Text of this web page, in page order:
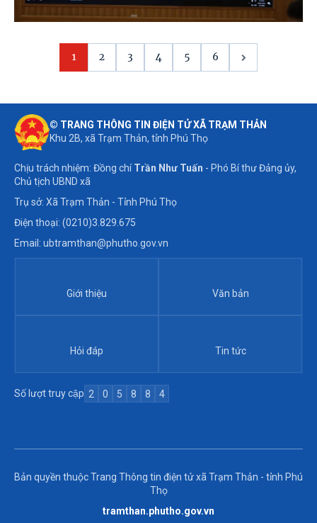
1 2 3 4 5 6
© TRANG THÔNG TIN ĐIỆN TỬ XÃ TRẠM THẢN
Khu 2B, xã Trạm Thản, tỉnh Phú Thọ
Chịu trách nhiệm: Đồng chíTrần Như Tuấn - Phó Bí thư Đảng ủy,
Chủ tịch UBND xã
Trụ sở: Xã Trạm Thản - Tỉnh Phú Thọ
Điện thoại: (0210)3.829.675
Email: ubtramthan@phutho.gov.vn
Giới thiệu Văn bản
Hỏi đáp Tin tức
Số lượt truy cập 2 0 5 8 8 4
Bản quyền thuộc Trang Thông tin điện tử xã Trạm Thản - tỉnh Phú
Thọ
tramthan.phutho.gov.vn